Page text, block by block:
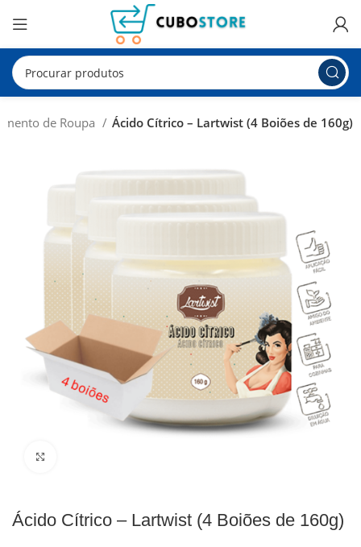
de Roupa Ácido Cítrico – Lartwist (4 Boiões de 160g)
Ácido Cítrico – Lartwist (4 Boiões de 160g)